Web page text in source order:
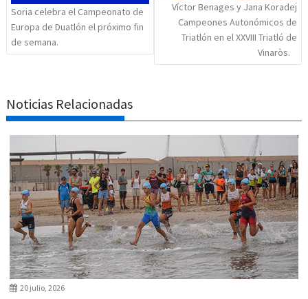
Soria celebra el Campeonato de
Europa de Duatlón el próximo fin
de semana.
Víctor Benages y Jana Koradej
Campeones Autonómicos de
Triatlón en el XXVIII Triatló de
Vinaròs.
Noticias Relacionadas
20 julio, 2026